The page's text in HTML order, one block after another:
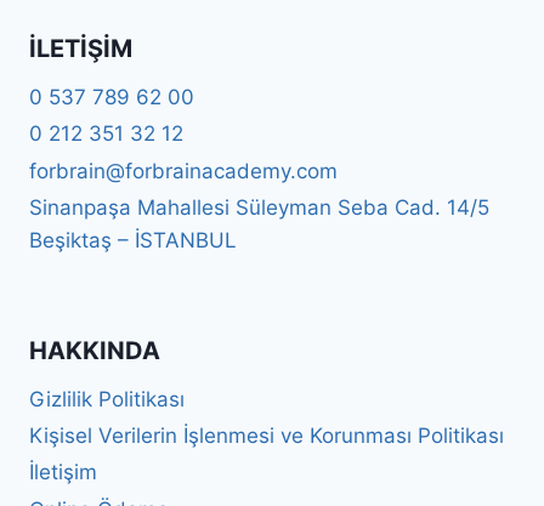
İLETIŞIM
0 537 789 62 00
0 212 351 32 12
forbrain@forbrainacademy.com
Sinanpaşa Mahallesi Süleyman Seba Cad. 14/5
Beşiktaş – İSTANBUL
HAKKINDA
Gizlilik Politikası
Kişisel Verilerin İşlenmesi ve Korunması Politikası
İletişim